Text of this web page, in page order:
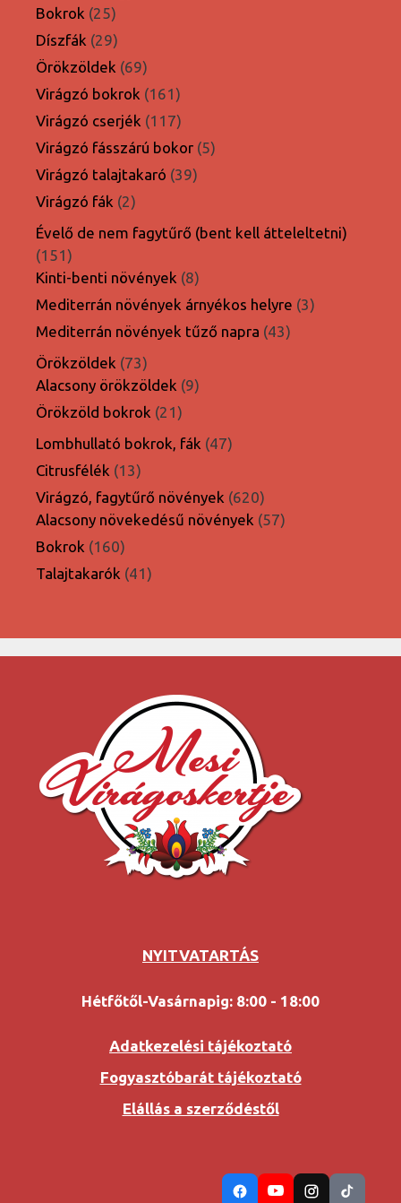
Bokrok 2525
termék
Díszfák 2929
termék
Örökzöldek 6969
termék
Virágzó bokrok 161161
termék
Virágzó cserjék 117117
termék
Virágzó fásszárú bokor 55
Virágzó talajtakaró 3939
Virágzó fák 22
termék
Évelő de nem fagytűrő (bent kell átteleltetni)
151151
termék
Kinti-benti növények 88
termék
Mediterrán növények árnyékos helyre 33
Mediterrán növények tűző napra 4343
Örökzöldek 7373
termék
Alacsony örökzöldek 99
Örökzöld bokrok 2121
termék
Lombhullató bokrok, fák 4747
Citrusfélék 1313
termék
Virágzó, fagytűrő növények 620620
termék
Alacsony növekedésű növények 5757
Bokrok 160160
termék
Talajtakarók 4141
NYITVATARTÁS
Hétfőtől-Vasárnapig: 8:00 - 18:00
Adatkezelési tájékoztató
Fogyasztóbarát tájékoztató
Elállás a szerződéstől